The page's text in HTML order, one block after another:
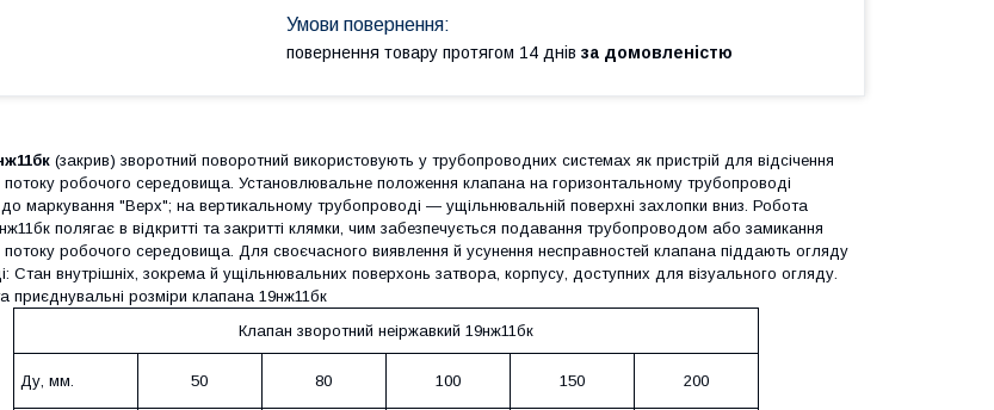
повернення товару протягом 14 днів за домовленістю
(закрив) зворотний поворотний використовують у трубопроводних системах як пристрій для відсічення
потоку робочого середовища. Установлювальне положення клапана на горизонтальному трубопроводі
до маркування "Верх"; на вертикальному трубопроводі — ущільнювальній поверхні захлопки вниз. Робота
полягає в відкритті та закритті клямки, чим забезпечується подавання трубопроводом або замикання
потоку робочого середовища. Для своєчасного виявлення й усунення несправностей клапана піддають огляду
Стан внутрішніх, зокрема й ущільнювальних поверхонь затвора, корпусу, доступних для візуального огляду.
приєднувальні розміри клапана 19нж11бк
Клапан зворотний неіржавкий 19нж11 бк
Ду, мм. 50 80 100 150 200